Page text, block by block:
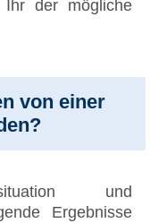
Ihr der mögliche
von einer
und
Ergebnisse